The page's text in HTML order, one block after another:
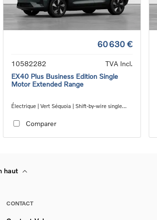
60 630 €
10582282
TVA Incl.
EX40 Plus Business Edition Single
Motor Extended Range
Électrique | Vert Séquoia | Shift-by-wire single
Comparer
haut
CONTACT